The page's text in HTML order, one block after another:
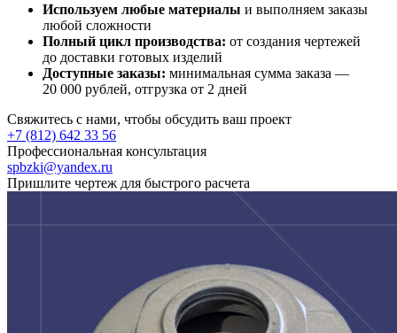
Используем любые материалы и выполняем заказы
любой сложности
Полный цикл производства: от создания чертежей
до доставки готовых изделий
Доступные заказы: минимальная сумма заказа —
20 000 рублей, отгрузка от 2 дней
Свяжитесь с нами, чтобы обсудить ваш проект
+7 (812) 642 33 56
Профессиональная консультация
spbzki@yandex.ru
Пришлите чертеж для быстрого расчета